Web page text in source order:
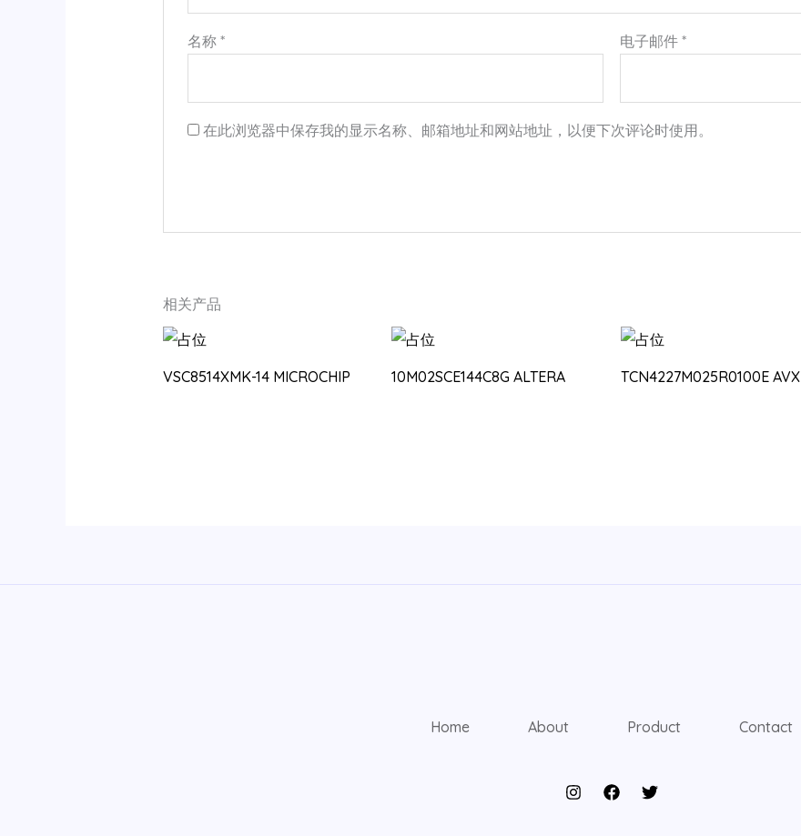
名称* 电子邮件*
在此浏览器中保存我的显示名称、邮箱地址和网站地址，以便下次评论时使用。
相关产品
VSC8514XMK-14 MICROCHIP 10M02SCE144C8G ALTERA TCN4227M025R0100E AVX
Home About Product Contact